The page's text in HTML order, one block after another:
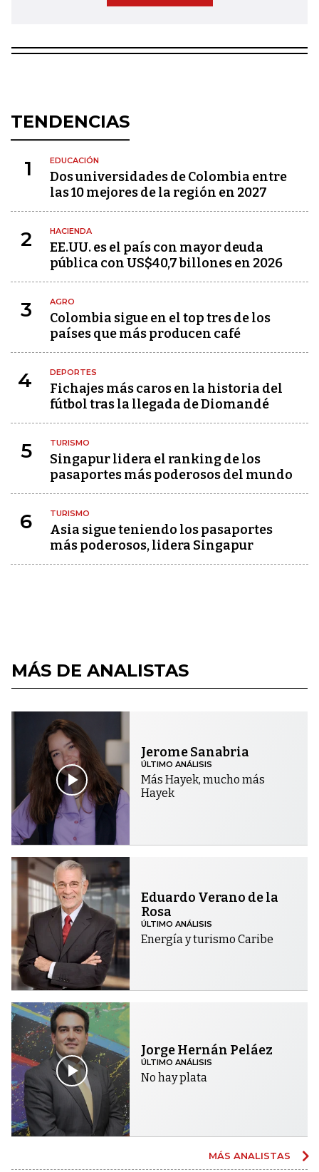
TENDENCIAS
1 EDUCACIÓN
Dos universidades de Colombia entre
las 10 mejores de la región en 2027
2 HACIENDA
EE.UU. es el país con mayor deuda
pública con US$40,7 billones en 2026
3 AGRO
Colombia sigue en el top tres de los
países que más producen café
4 DEPORTES
Fichajes más caros en la historia del
fútbol tras la llegada de Diomandé
5 TURISMO
Singapur lidera el ranking de los
pasaportes más poderosos del mundo
6 TURISMO
Asia sigue teniendo los pasaportes
más poderosos, lidera Singapur
MÁS DE ANALISTAS
Jerome Sanabria
ÚLTIMO ANÁLISIS
Más Hayek, mucho más
Hayek
Eduardo Verano de la
Rosa
ÚLTIMO ANÁLISIS
Energía y turismo Caribe
Jorge Hernán Peláez
ÚLTIMO ANÁLISIS
No hay plata
MÁS ANALISTAS